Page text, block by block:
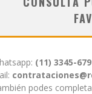
(11) 3345-
podes